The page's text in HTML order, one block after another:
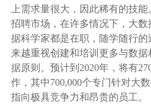
上需求量很大，因此稀有的技
招聘市场，在许多情况下，大
据科学家都是在职，随学随行
来越重视创建和培训更多与数
据原则。预计到2020年，将有
作，其中700,000个专门针对大
指向极具竞争力和昂贵的员工。